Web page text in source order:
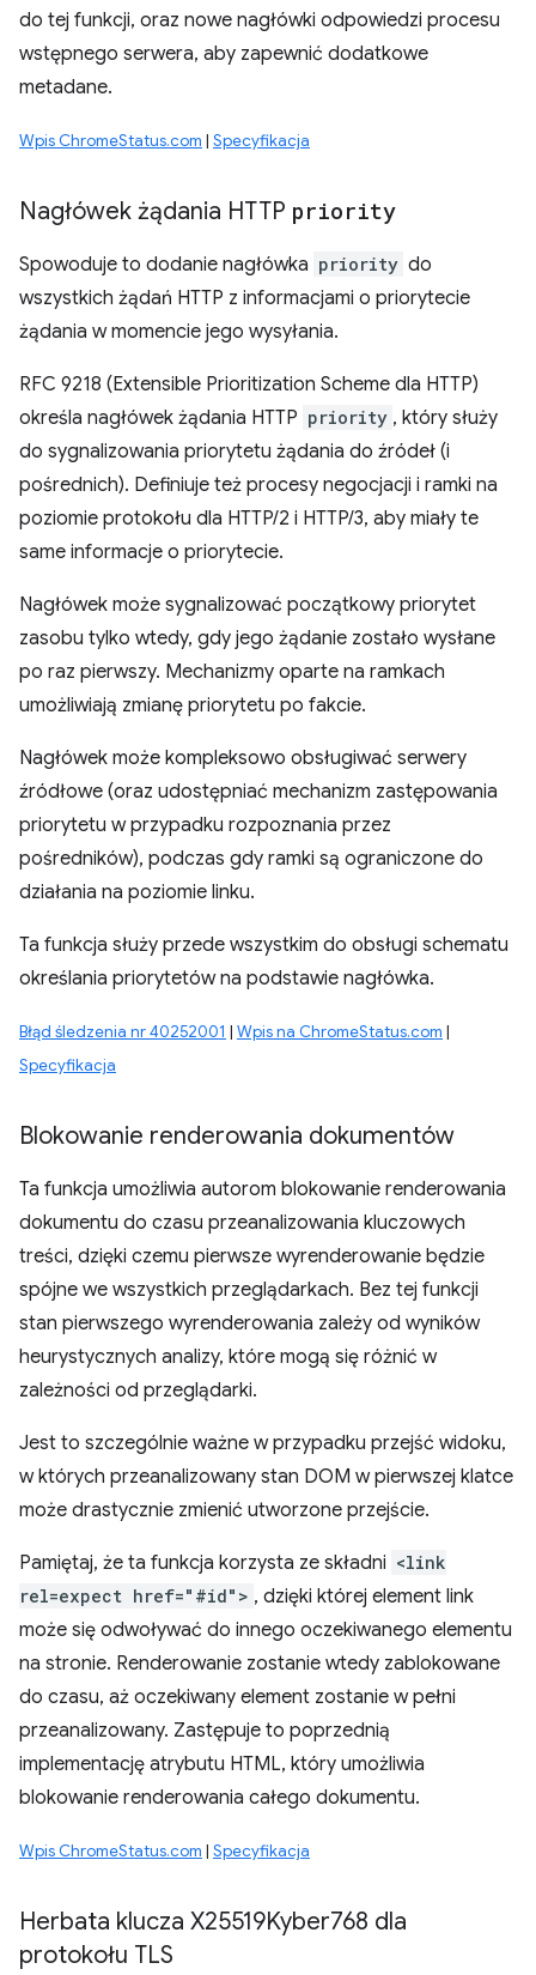
do tej funkcji, oraz nowe nagłówki odpowiedzi procesu
wstępnego serwera, aby zapewnić dodatkowe
metadane.
Wpis ChromeStatus.com | Specyfikacja
Nagłówek żądania HTTP priority
Spowoduje to dodanie nagłówka priority do
wszystkich żądań HTTP z informacjami o priorytecie
żądania w momencie jego wysyłania.
RFC 9218 (Extensible Prioritization Scheme dla HTTP)
określa nagłówek żądania HTTP priority , który służy
do sygnalizowania priorytetu żądania do źródeł (i
pośrednich). Definiuje też procesy negocjacji i ramki na
poziomie protokołu dla HTTP/2 i HTTP/3, aby miały te
same informacje o priorytecie.
Nagłówek może sygnalizować początkowy priorytet
zasobu tylko wtedy, gdy jego żądanie zostało wysłane
po raz pierwszy. Mechanizmy oparte na ramkach
umożliwiają zmianę priorytetu po fakcie.
Nagłówek może kompleksowo obsługiwać serwery
źródłowe (oraz udostępniać mechanizm zastępowania
priorytetu w przypadku rozpoznania przez
pośredników), podczas gdy ramki są ograniczone do
działania na poziomie linku.
Ta funkcja służy przede wszystkim do obsługi schematu
określania priorytetów na podstawie nagłówka.
Błąd śledzenia nr 40252001 | Wpis na ChromeStatus.com |
Specyfikacja
Blokowanie renderowania dokumentów
Ta funkcja umożliwia autorom blokowanie renderowania
dokumentu do czasu przeanalizowania kluczowych
treści, dzięki czemu pierwsze wyrenderowanie będzie
spójne we wszystkich przeglądarkach. Bez tej funkcji
stan pierwszego wyrenderowania zależy od wyników
heurystycznych analizy, które mogą się różnić w
zależności od przeglądarki.
Jest to szczególnie ważne w przypadku przejść widoku,
w których przeanalizowany stan DOM w pierwszej klatce
może drastycznie zmienić utworzone przejście.
Pamiętaj, że ta funkcja korzysta ze składni <link
rel=expect href="#id"> , dzięki której element link
może się odwoływać do innego oczekiwanego elementu
na stronie. Renderowanie zostanie wtedy zablokowane
do czasu, aż oczekiwany element zostanie w pełni
przeanalizowany. Zastępuje to poprzednią
implementację atrybutu HTML, który umożliwia
blokowanie renderowania całego dokumentu.
Wpis ChromeStatus.com | Specyfikacja
Herbata klucza X25519Kyber768 dla
protokołu TLS